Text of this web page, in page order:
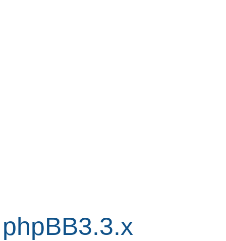
phpBB3.3.x